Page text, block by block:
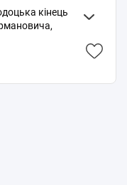
кінець
автомат.